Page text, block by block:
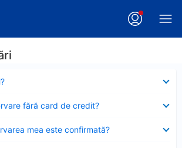
fără card de credit?
mea este confirmată?